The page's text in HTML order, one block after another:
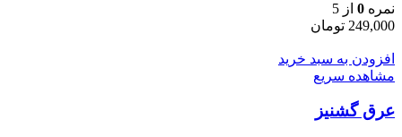
نمره 0 از 5
249,000 تومان
افزودن به سبد خرید
مشاهده سریع
عرق گشنیز